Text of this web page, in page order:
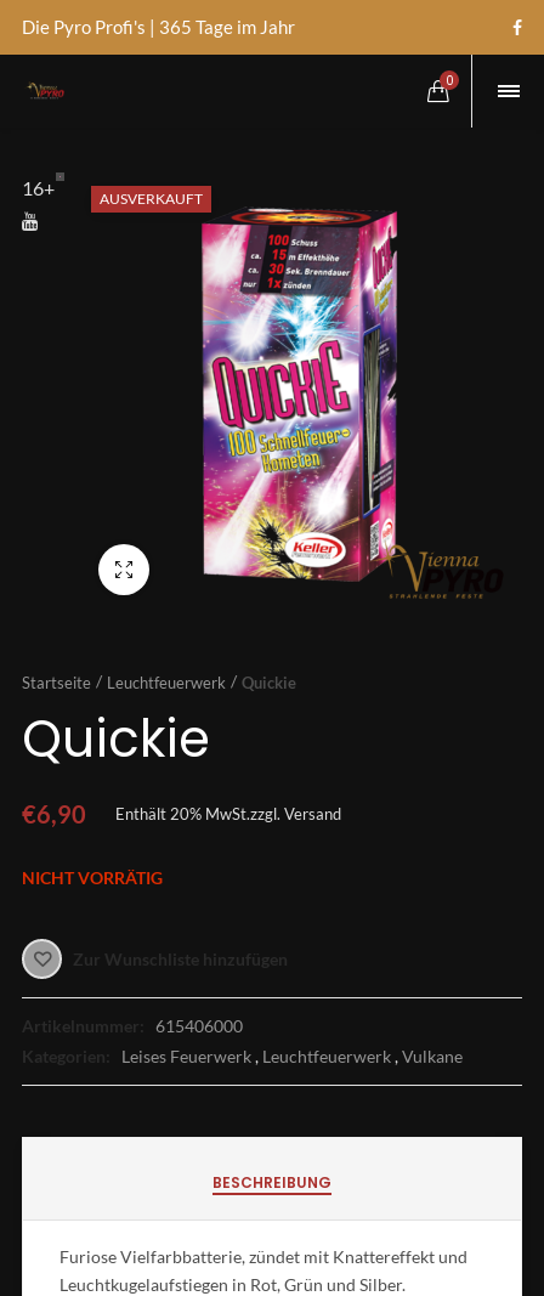
Die Pyro Profi's | 365 Tage im Jahr
0
AUSVERKAUFT
16+
Startseite Leuchtfeuerwerk Quickie
Quickie
€6,90 Enthält 20% MwSt.zzgl. Versand
NICHT VORRÄTIG
Zur Wunschliste hinzufügen
Artikelnummer:
615406000
Kategorien:
Leises Feuerwerk, Leuchtfeuerwerk,Vulkane
BESCHREIBUNG
Furiose Vielfarbbatterie, zündet mit Knattereffekt und
Leuchtkugelaufstiegen in Rot, Grün und Silber.